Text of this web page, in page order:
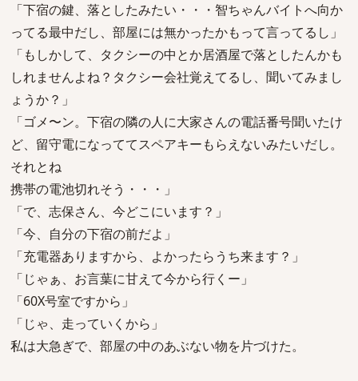
「下宿の鍵、落としたみたい・・・智ちゃんバイトへ向か
ってる最中だし、部屋には無かったかもって言ってるし」
「もしかして、タクシーの中とか居酒屋で落としたんかも
しれませんよね？タクシー会社覚えてるし、聞いてみまし
ょうか？」
「ゴメ〜ン。下宿の隣の人に大家さんの電話番号聞いたけ
ど、留守電になっててスペアキーもらえないみたいだし。
それとね
携帯の電池切れそう・・・」
「で、志保さん、今どこにいます？」
「今、自分の下宿の前だよ」
「充電器ありますから、よかったらうち来ます？」
「じゃぁ、お言葉に甘えて今から行くー」
「60X号室ですから」
「じゃ、走っていくから」
私は大急ぎで、部屋の中のあぶない物を片づけた。